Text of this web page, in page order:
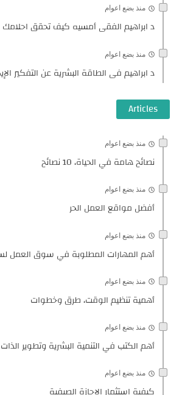
منذ بضع اعوام
د ابراهيم الفقى أمسيه كيف تحقق
منذ بضع اعوام
د ابراهيم فى الطاقة البشرية عن التفكير
Articles
منذ بضع اعوام
نصائح هامة في الحياة، 10 نصائح
منذ بضع اعوام
أفضل مواقع العمل الحر
منذ بضع اعوام
أهم المهارات المطلوبة في سوق العمل لسنة
منذ بضع اعوام
أهمية تنظيم الوقت، طرق وخطوات
منذ بضع اعوام
أهم الكتب في التنمية البشرية وتطوير الذات
منذ بضع اعوام